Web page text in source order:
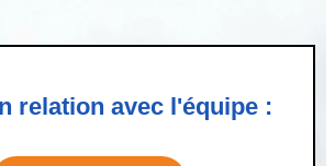
relation avec l'équipe :